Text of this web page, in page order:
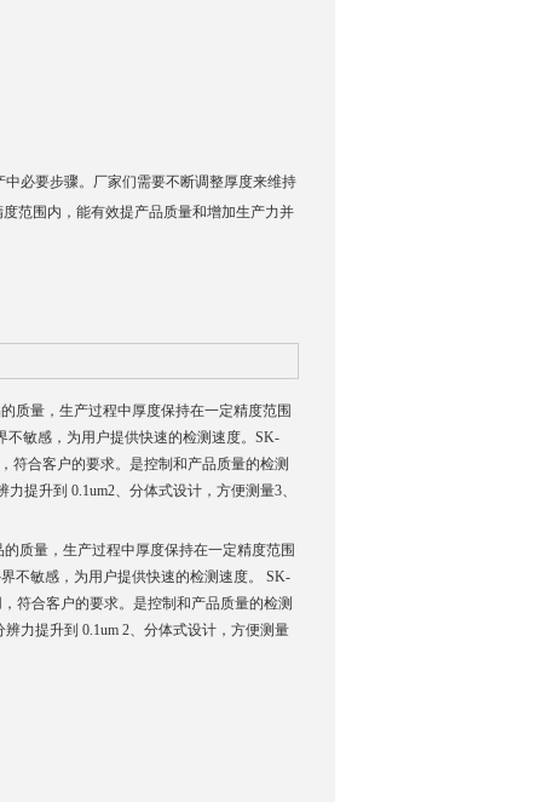
必要步骤。厂家们需要不断调整厚度来维持
范围内，能有效提产品质量和增加生产力并
质量，生产过程中厚度保持在一定精度范围
不敏感，为用户提供快速的检测速度。SK-
符合客户的要求。是控制和产品质量的检测
提升到 0.1um2、分体式设计，方便测量3、
质量，生产过程中厚度保持在一定精度范围
不敏感，为用户提供快速的检测速度。 SK-
符合客户的要求。是控制和产品质量的检测
力提升到 0.1um 2、分体式设计，方便测量